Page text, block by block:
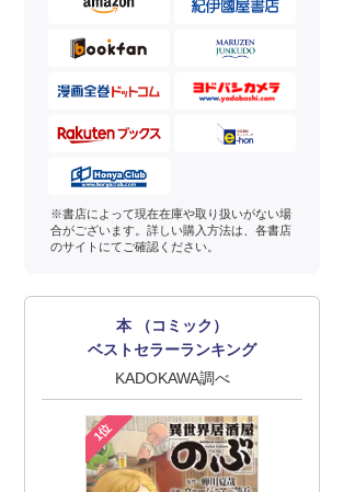
※書店によって現在在庫や取り扱いがない場
合がございます。詳しい購入方法は、各書店
のサイトにてご確認ください。
本 （コミック）
ベストセラーランキング
KADOKAWA調べ
1位